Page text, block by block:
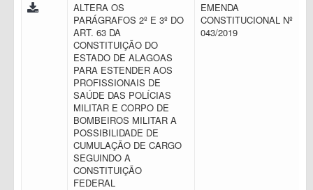
ALTERA OS
PARÁGRAFOS 2º E 3º DO
ART. 63 DA
CONSTITUIÇÃO DO
ESTADO DE ALAGOAS
PARA ESTENDER AOS
PROFISSIONAIS DE
SAÚDE DAS POLÍCIAS
MILITAR E CORPO DE
BOMBEIROS MILITAR A
POSSIBILIDADE DE
CUMULAÇÃO DE CARGO
SEGUINDO A
CONSTITUIÇÃO
FEDERAL
EMENDA
CONSTITUCIONAL Nº
043/2019